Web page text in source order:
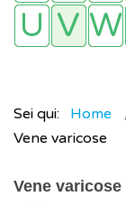
Sei qui: Home
Vene varicose
Vene varicose